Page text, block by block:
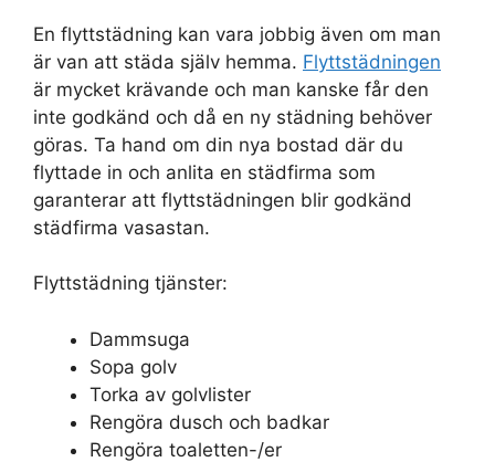
En flyttstädning kan vara jobbig även om man
är van att städa själv hemma. Flyttstädningen
är mycket krävande och man kanske får den
inte godkänd och då en ny städning behöver
göras. Ta hand om din nya bostad där du
flyttade in och anlita en städfirma som
garanterar att flyttstädningen blir godkänd
städfirma vasastan.
Flyttstädning tjänster:
Dammsuga
Sopa golv
Torka av golvlister
Rengöra dusch och badkar
Rengöra toaletten-/er